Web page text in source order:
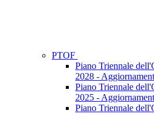
PTOF
Piano Triennale
2028 -
Piano Triennale
2025 -
Piano Triennale